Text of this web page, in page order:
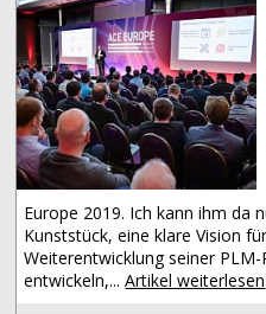
Europe 2019. Ich kann ihm da
Kunststück, eine klare Vision
Weiterentwicklung seiner
entwickeln,...Artikel weiterlesen